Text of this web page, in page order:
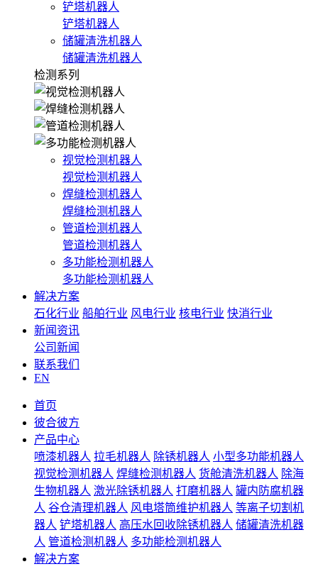
铲塔机器人
铲塔机器人
储罐清洗机器人
储罐清洗机器人
检测系列
视觉检测机器人
视觉检测机器人
焊缝检测机器人
焊缝检测机器人
管道检测机器人
管道检测机器人
多功能检测机器人
多功能检测机器人
解决方案
石化行业 船舶行业 风电行业 核电行业 快消行业
新闻资讯
公司新闻
联系我们
EN
首页
彼合彼方
产品中心
喷漆机器人 拉毛机器人 除锈机器人 小型多功能机器人
视觉检测机器人 焊缝检测机器人 货舱清洗机器人 除海
生物机器人 激光除锈机器人 打磨机器人 罐内防腐机器
人 谷仓清理机器人 风电塔筒维护机器人 等离子切割机
器人 铲塔机器人 高压水回收除锈机器人 储罐清洗机器
人 管道检测机器人 多功能检测机器人
解决方案